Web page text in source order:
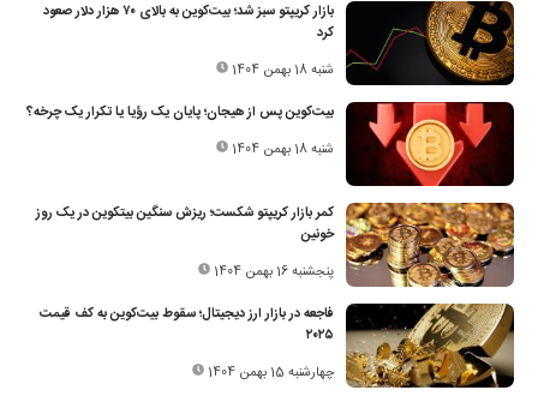
بازار کریپتو سبز شد؛ بیت‌کوین به بالای ۷۰ هزار دلار صعود
کرد
شنبه 18 بهمن 1404
بیت‌کوین پس از هیجان؛ پایان یک رؤیا یا تکرار یک چرخه؟
شنبه 18 بهمن 1404
کمر بازار کریپتو شکست؛ ریزش سنگین بیتکوین در یک روز
خونین
پنجشنبه 16 بهمن 1404
فاجعه در بازار ارز دیجیتال؛ سقوط بیت‌کوین به کف قیمت
۲۰۲۵
چهارشنبه 15 بهمن 1404